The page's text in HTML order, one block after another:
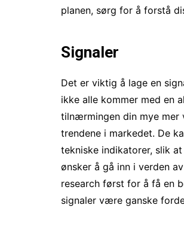
planen, sørg for å forstå
Signaler
Det er viktig å lage en
ikke alle kommer med en
tilnærmingen din mye mer
trendene i markedet. De
tekniske indikatorer, slik
ønsker å gå inn i verden
research først for å få en
signaler være ganske